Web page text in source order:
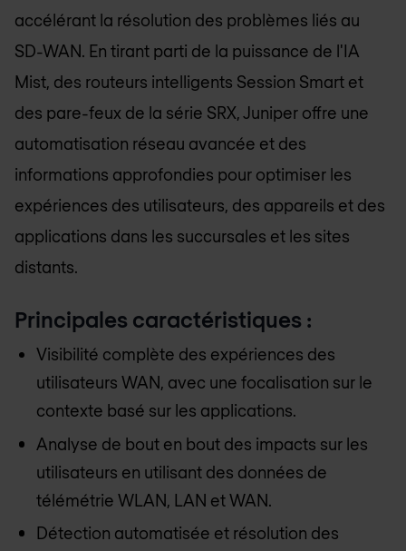
accélérant la résolution des problèmes liés au
SD-WAN. En tirant parti de la puissance de l'IA
Mist, des routeurs intelligents Session Smart et
des pare-feux de la série SRX, Juniper offre une
automatisation réseau avancée et des
informations approfondies pour optimiser les
expériences des utilisateurs, des appareils et des
applications dans les succursales et les sites
distants.
Principales caractéristiques :
Visibilité complète des expériences des
utilisateurs WAN, avec une focalisation sur le
contexte basé sur les applications.
Analyse de bout en bout des impacts sur les
utilisateurs en utilisant des données de
télémétrie WLAN, LAN et WAN.
Détection automatisée et résolution des